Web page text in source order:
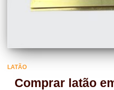
LATÃO
Comprar latão